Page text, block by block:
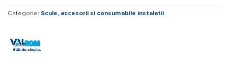
Categorie: Scule, accesorii si consumabile instalatii